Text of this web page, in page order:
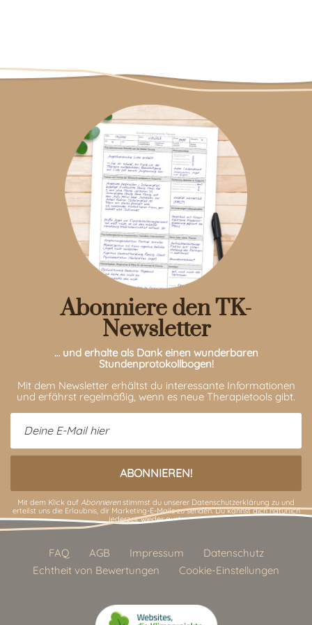
Abonniere den TK-
Newsletter
… und erhalte als Dank einen wunderbaren
Stundenprotokollbogen!
Mit dem Newsletter erhältst du interessante Informationen
und erfährst regelmäßig, wenn es neue Therapietools gibt.
Mit dem Klick auf Abonnierenstimmst du unserer Datenschutzerklärung zu und
erteilst uns die Erlaubnis, dir Marketing-E-Mails zu senden. Du kannst dich natürlich
jederzeit wieder austragen.
FAQ AGB Impressum
Datenschutz
Echtheit von Bewertungen
Cookie-Einstellungen